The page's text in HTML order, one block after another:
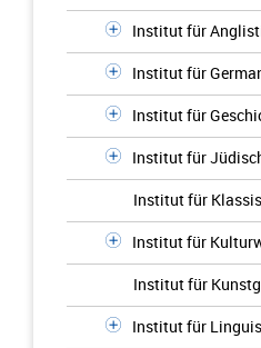
Institut für
Institut für
Institut für
Institut für
Institut für
Institut für
Institut für
Institut für